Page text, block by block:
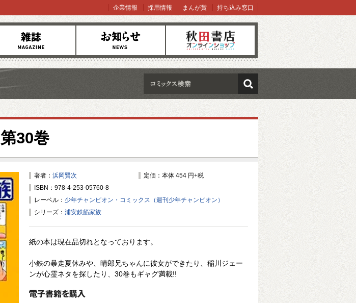
お知らせ オンラインショップ
企業情報 採用情報 まんが賞 持ち込み窓口
検索
第30巻
著者： 浜岡賢次
定価：本体 454 円+税
ISBN：978-4-253-05760-8
レーベル： 少年チャンピオン・コミックス（週刊少年チャンピオン）
シリーズ： 浦安鉄筋家族
紙の本は現在品切れとなっております。
小鉄の暴走夏休みや、晴郎兄ちゃんに彼女ができたり、稲川ジェー
ンが心霊ネタを探したり、30巻もギャグ満載!!